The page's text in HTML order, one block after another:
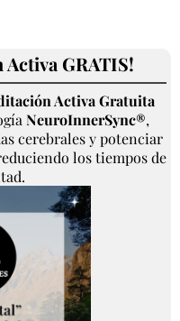
Activa GRATIS!
Activa Gratuita
NeuroInnerSync®,
cerebrales y potenciar
los tiempos de